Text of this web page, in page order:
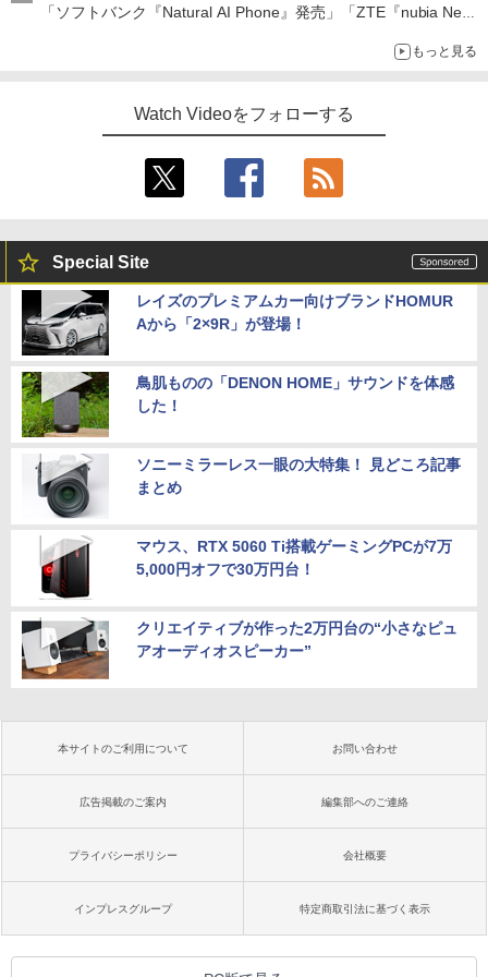
「ソフトバンク『Natural AI Phone』発売」「ZTE『nubia Neo
もっと見る
Watch Videoをフォローする
Special Site
レイズのプレミアムカー向けブランドHOMUR
Aから「2×9R」が登場！
鳥肌ものの「DENON HOME」サウンドを体感
した！
ソニーミラーレス一眼の大特集！ 見どころ記事
まとめ
マウス、RTX 5060 Ti搭載ゲーミングPCが7万
5,000円オフで30万円台！
クリエイティブが作った2万円台の“小さなピュ
アオーディオスピーカー”
本サイトのご利用について お問い合わせ
広告掲載のご案内 編集部へのご連絡
プライバシーポリシー 会社概要
インプレスグループ 特定商取引法に基づく表示